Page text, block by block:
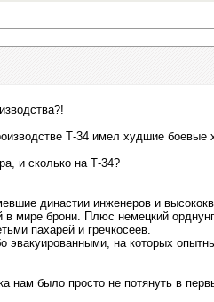
Т-34 имел худшие боевые
и сколько на Т-34?
династии инженеров и
мире брони. Плюс немецкий
пахарей и гречкосеев.
эвакуированными, на которых
нам было просто не потянуть в